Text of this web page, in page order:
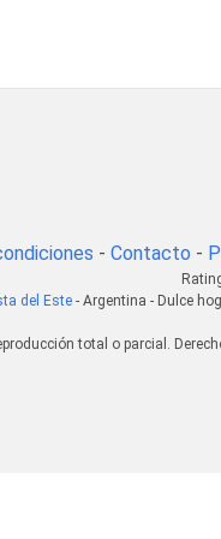
- Contacto -
del Este - Argentina - Dulce
total o parcial.